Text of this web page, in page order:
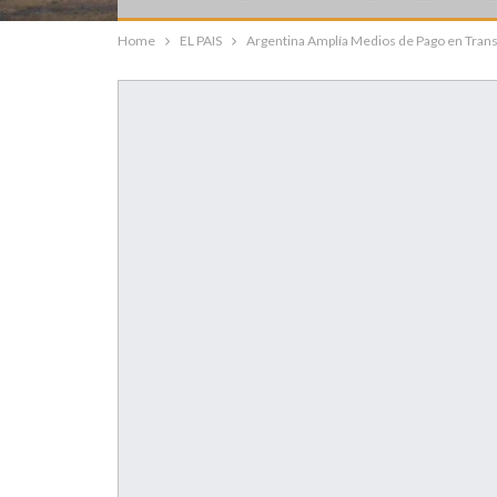
Home EL PAIS Argentina Amplía Medios de Pago en